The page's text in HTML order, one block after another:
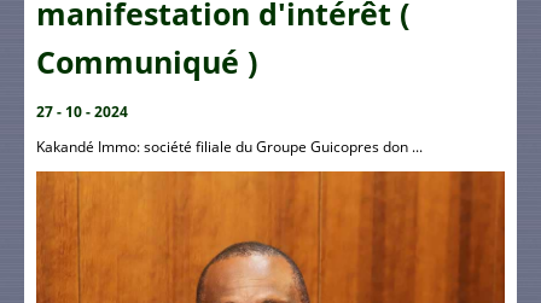
manifestation d'intérêt (
Communiqué )
27 - 10 - 2024
Kakandé Immo: société filiale du Groupe Guicopres don ...